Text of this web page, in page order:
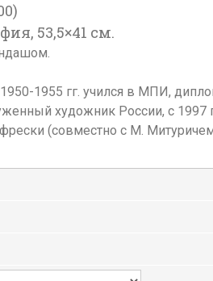
53,5×41 см.
1955 гг. учился в МПИ,
художник России, с
(совместно с М.